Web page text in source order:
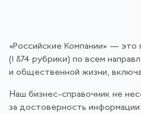
«Российские Компании» — это
(1 874 рубрики) по всем
и общественной жизни,
Наш бизнес-справочник не
за достоверность информации